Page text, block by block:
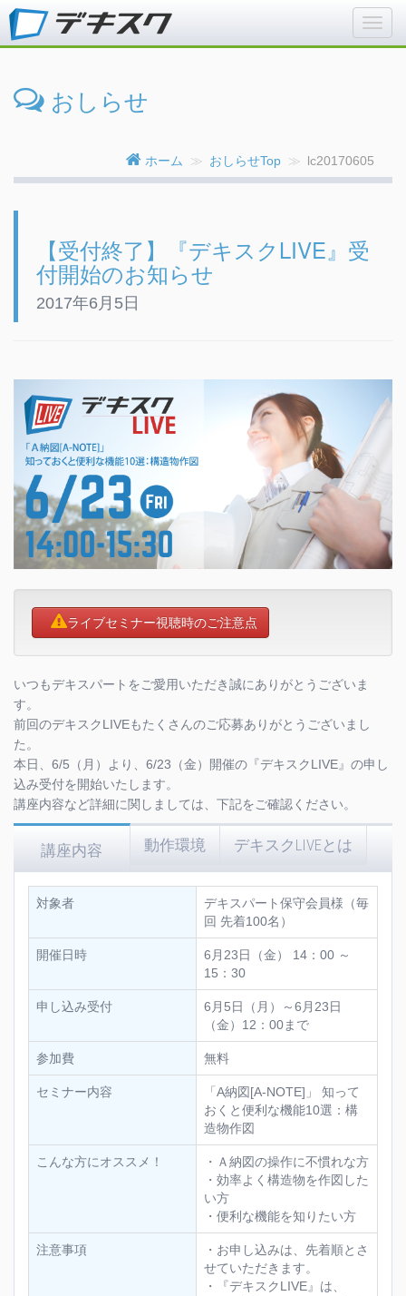
おしらせ
ホーム おしらせTop lc20170605
【受付終了】『デキスクLIVE』受
付開始のお知らせ
2017年6月5日
ライブセミナー視聴時のご注意点
いつもデキスパートをご愛用いただき誠にありがとうございま
す。
前回のデキスクLIVEもたくさんのご応募ありがとうございまし
た。
本日、6/5（月）より、6/23（金）開催の『デキスクLIVE』の申し
込み受付を開始いたします。
講座内容など詳細に関しましては、下記をご確認ください。
講座内容 動作環境 デキスクLIVEとは
対象者
デキスパート保守会員様（毎
回 先着100名）
開催日時
6月23日（金） 14：00 ～
15：30
申し込み受付
6月5日（月）～6月23日
（金）12：00まで
参加費 無料
セミナー内容
「A納図[A-NOTE]」 知って
おくと便利な機能10選：構
造物作図
こんな方にオススメ！
・Ａ納図の操作に不慣れな方
・効率よく構造物を作図した
い方
・便利な機能を知りたい方
注意事項
・お申し込みは、先着順とさ
せていただきます。
・『デキスクLIVE』は、